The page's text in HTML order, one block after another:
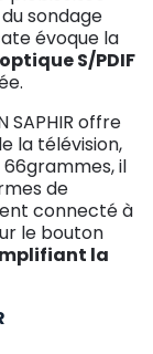
sondage
évoque la
S/PDIF
SAPHIR offre
la télévision,
il
de
connecté à
le bouton
la